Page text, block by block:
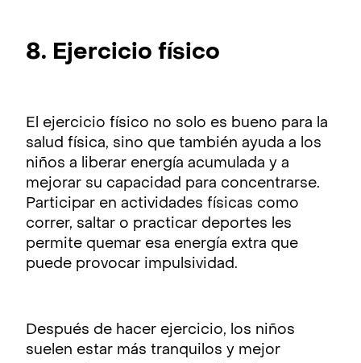
8. Ejercicio físico
El ejercicio físico no solo es bueno para la
salud física, sino que también ayuda a los
niños a liberar energía acumulada y a
mejorar su capacidad para concentrarse.
Participar en actividades físicas como
correr, saltar o practicar deportes les
permite quemar esa energía extra que
puede provocar impulsividad.
Después de hacer ejercicio, los niños
suelen estar más tranquilos y mejor